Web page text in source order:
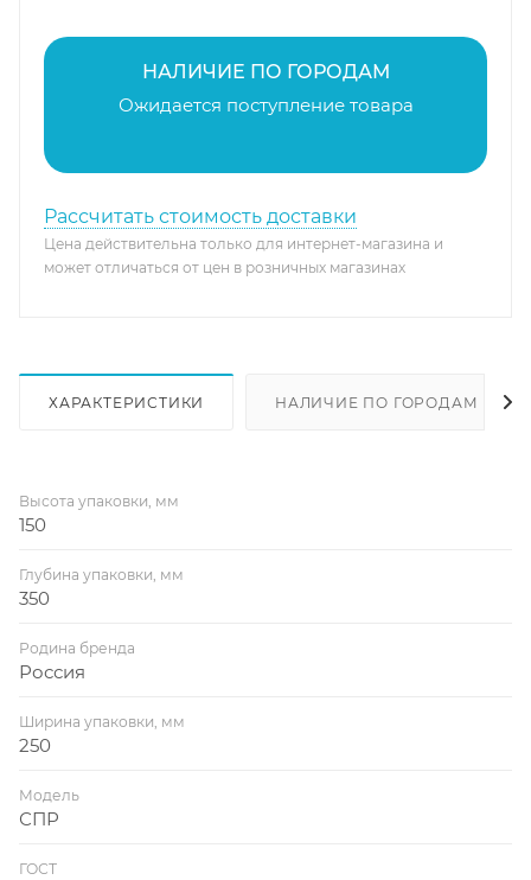
НАЛИЧИЕ ПО ГОРОДАМ
Ожидается поступление товара
Рассчитать стоимость доставки
Цена действительна только для интернет-магазина и
может отличаться от цен в розничных магазинах
ХАРАКТЕРИСТИКИ НАЛИЧИЕ ПО ГОРОДАМ
Высота упаковки, мм
150
Глубина упаковки, мм
350
Родина бренда
Россия
Ширина упаковки, мм
250
Модель
СПР
ГОСТ